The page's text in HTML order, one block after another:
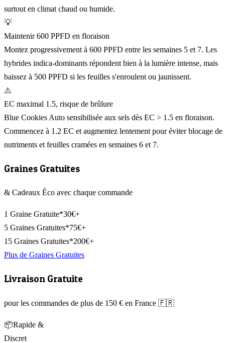
surtout en climat chaud ou humide.
💡
Maintenir 600 PPFD en floraison
Montez progressivement à 600 PPFD entre les semaines 5 et 7. Les
hybrides indica-dominants répondent bien à la lumière intense, mais
baissez à 500 PPFD si les feuilles s'enroulent ou jaunissent.
⚠️
EC maximal 1.5, risque de brûlure
Blue Cookies Auto sensibilisée aux sels dès EC > 1.5 en floraison.
Commencez à 1.2 EC et augmentez lentement pour éviter blocage de
nutriments et feuilles cramées en semaines 6 et 7.
Graines Gratuites
& Cadeaux Éco avec chaque commande
1 Graine Gratuite*30€+
5 Graines Gratuites*75€+
15 Graines Gratuites*200€+
Plus de Graines Gratuites
Livraison Gratuite
pour les commandes de plus de 150 € en France 🇫🇷
📦Rapide &
Discret